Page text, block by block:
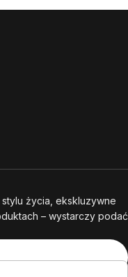
życia, ekskluzywne
– wystarczy podać